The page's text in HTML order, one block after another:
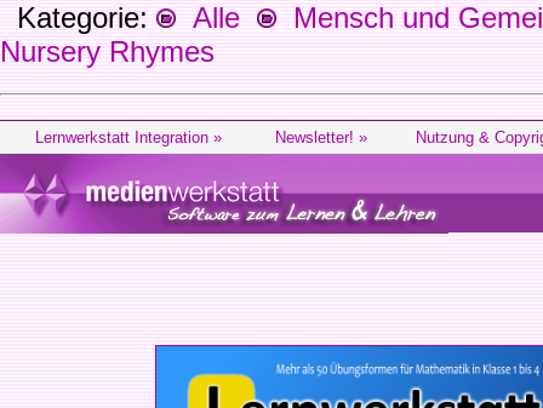
Kategorie: Alle
Mensch und
Nursery Rhymes
Lernwerkstatt Integration » Newsletter! » Nutzung &